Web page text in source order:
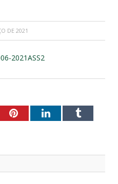
DE 2021
2021ASS2
PinterestLinkedInTumblr